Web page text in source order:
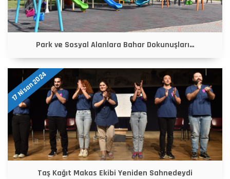
Park ve Sosyal Alanlara Bahar Dokunuşları…
17 Nisan 2024
Taş Kağıt Makas Ekibi Yeniden Sahnedeydi